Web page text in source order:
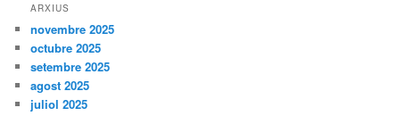
ARXIUS
novembre 2025
octubre 2025
setembre 2025
agost 2025
juliol 2025